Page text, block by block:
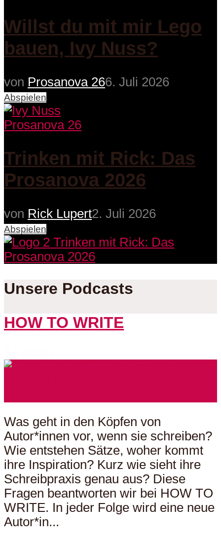
Willst du mit mir Lego
bauen, Ivy Nuss?
von Prosanova 266. Juli 2026
Abspielen
Prosanova 26
Trinken mit Rick: Das
Prosanova 2026
von Rick Lupert2. Juli 2026
Abspielen
Unsere Podcasts
HOW TO WRITE
Was geht in den Köpfen von
Autor*innen vor, wenn sie schreiben?
Wie entstehen Sätze, woher kommt
ihre Inspiration? Kurz wie sieht ihre
Schreibpraxis genau aus? Diese
Fragen beantworten wir bei HOW TO
WRITE. In jeder Folge wird eine neue
Autor*in...